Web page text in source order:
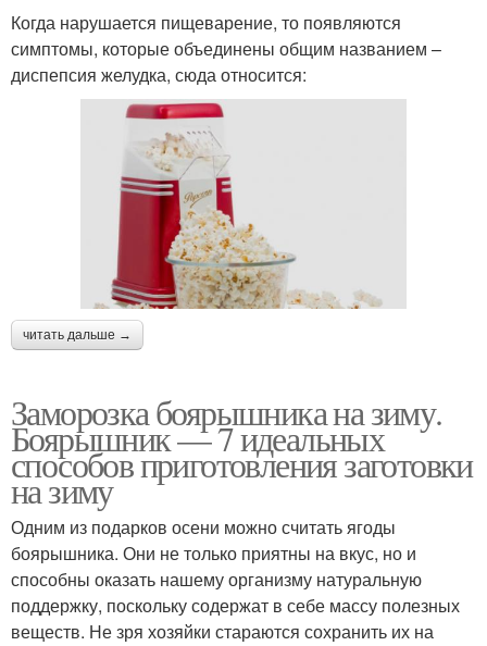
Когда нарушается пищеварение, то появляются
симптомы, которые объединены общим названием –
диспепсия желудка, сюда относится:
читать дальше →
Заморозка боярышника на зиму.
Боярышник — 7 идеальных
способов приготовления заготовки
на зиму
Одним из подарков осени можно считать ягоды
боярышника. Они не только приятны на вкус, но и
способны оказать нашему организму натуральную
поддержку, поскольку содержат в себе массу полезных
веществ. Не зря хозяйки стараются сохранить их на